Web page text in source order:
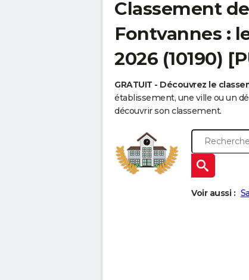
Classement
Fontvannes :
2026 (10190)
GRATUIT - Découvrez le
établissement, une ville ou un
découvrir son classement.
Voir aussi :